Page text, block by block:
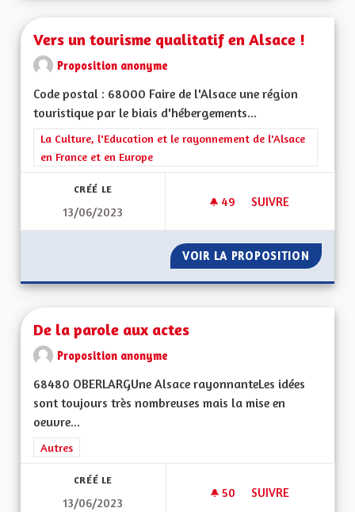
Vers un tourisme qualitatif en Alsace !
Proposition anonyme
Code postal : 68000 Faire de l'Alsace une région
touristique par le biais d'hébergements...
Filtrer les résultats de la catégorie : La Culture, l'Education et
La Culture, l'Education et le rayonnement de l'Alsace
en France et en Europe
CRÉÉ LE
13/06/2023
49 49 ABONNÉS
SUIVRE
VOIR LA PROPOSITION VERS
De la parole aux actes
Proposition anonyme
68480 OBERLARGUne Alsace rayonnanteLes idées
sont toujours très nombreuses mais la mise en
oeuvre...
Filtrer les résultats de la catégorie : Autres
Autres
CRÉÉ LE
13/06/2023
50 50 ABONNÉS
SUIVRE